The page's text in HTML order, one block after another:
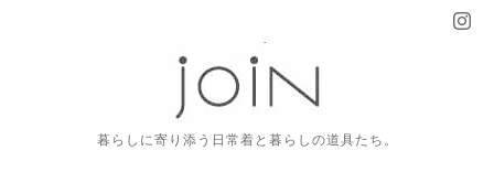
暮らしに寄り添う日常着と暮らしの道具たち。